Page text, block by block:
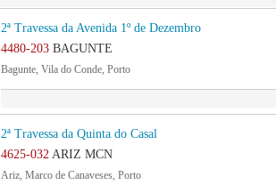
2ª Travessa da Avenida 1º de Dezembro
4480-203 BAGUNTE
Bagunte, Vila do Conde, Porto
2ª Travessa da Quinta do Casal
4625-032 ARIZ MCN
Ariz, Marco de Canaveses, Porto